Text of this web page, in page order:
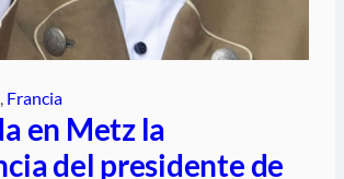
, Francia
en Metz la
del presidente de